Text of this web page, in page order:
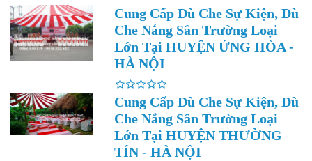
Cung Cấp Dù Che Sự Kiện, Dù
Che Nắng Sân Trường Loại
Lớn Tại HUYỆN ỨNG HÒA -
HÀ NỘI
Cung Cấp Dù Che Sự Kiện, Dù
Che Nắng Sân Trường Loại
Lớn Tại HUYỆN THƯỜNG
TÍN - HÀ NỘI